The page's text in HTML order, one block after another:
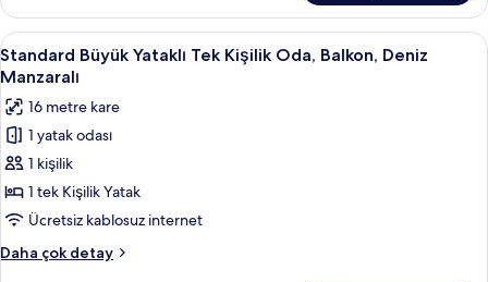
Kişilik
Oda,
Balkon
hakkında
fazla
detay
Standard
Büyük
Yataklı
Tek
Kişilik
Oda,
Balkon,
Deniz
Manzaralı
için
Masa, güneşlik/perde, ses yalıtımı,
4
Standard Büyük Yataklı Tek Kişilik Oda, Balkon, Deniz
Manzaralı
16 metre kare
1 yatak odası
1 kişilik
1 tek Kişilik Yatak
Ücretsiz kablosuz internet
Daha çok detay
Standard